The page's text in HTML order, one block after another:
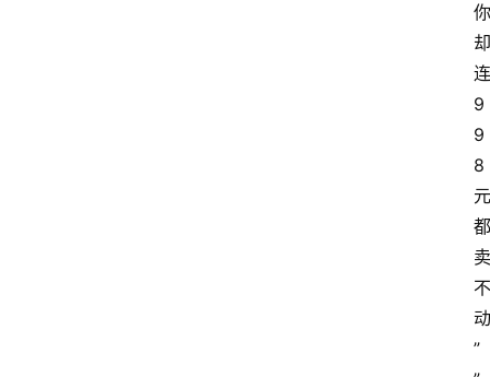
你
却
连
9
9
8
元
都
卖
不
动
”